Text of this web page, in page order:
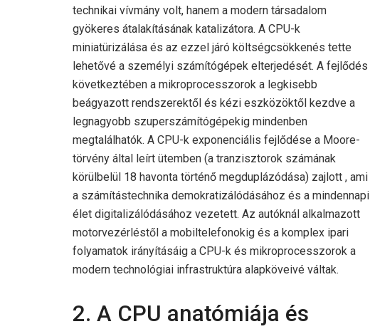
technikai vívmány volt, hanem a modern társadalom
gyökeres átalakításának katalizátora. A CPU-k
miniatürizálása és az ezzel járó költségcsökkenés tette
lehetővé a személyi számítógépek elterjedését. A fejlődés
következtében a mikroprocesszorok a legkisebb
beágyazott rendszerektől és kézi eszközöktől kezdve a
legnagyobb szuperszámítógépekig mindenben
megtalálhatók. A CPU-k exponenciális fejlődése a Moore-
törvény által leírt ütemben (a tranzisztorok számának
körülbelül 18 havonta történő megduplázódása) zajlott , ami
a számítástechnika demokratizálódásához és a mindennapi
élet digitalizálódásához vezetett. Az autóknál alkalmazott
motorvezérléstől a mobiltelefonokig és a komplex ipari
folyamatok irányításáig a CPU-k és mikroprocesszorok a
modern technológiai infrastruktúra alapköveivé váltak.
2. A CPU anatómiája és